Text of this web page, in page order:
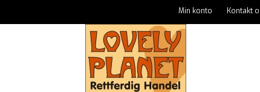
Min konto Kontakt